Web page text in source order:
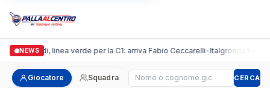
NEWS
Casalguidi, linea verde per la C1: arriva Fabio Ceccarelli•Italgronda Futsal
Giocatore Squadra Cerca giocatore CERCA